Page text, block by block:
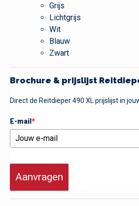
Grijs
Lichtgrijs
Wit
Blauw
Zwart
Brochure & prijslijst
Direct de Reitdieper 490 XL prijslijst in
E-mail *
Aanvragen